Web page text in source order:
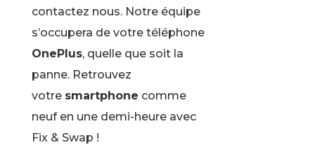
contactez nous. Notre équipe
s’occupera de votre téléphone
OnePlus, quelle que soit la
panne. Retrouvez
votre smartphone comme
neuf en une demi-heure avec
Fix & Swap !